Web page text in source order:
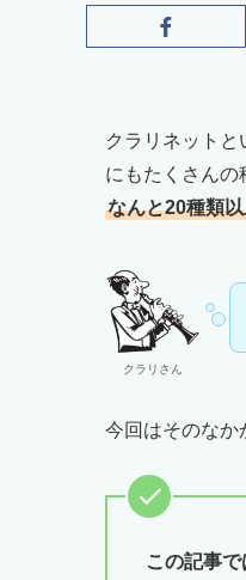
クラリネットと
にもたくさんの
なんと20種類
クラリさん
今回はそのなか
この記事